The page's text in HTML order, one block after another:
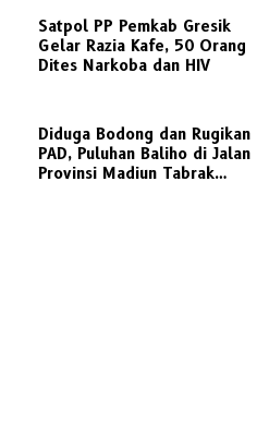
Satpol PP Pemkab Gresik
Gelar Razia Kafe, 50 Orang
Dites Narkoba dan HIV
Diduga Bodong dan Rugikan
PAD, Puluhan Baliho di Jalan
Provinsi Madiun Tabrak